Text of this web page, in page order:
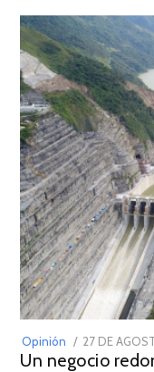
Opinión
POSTED
ON
27 DE
Un negocio